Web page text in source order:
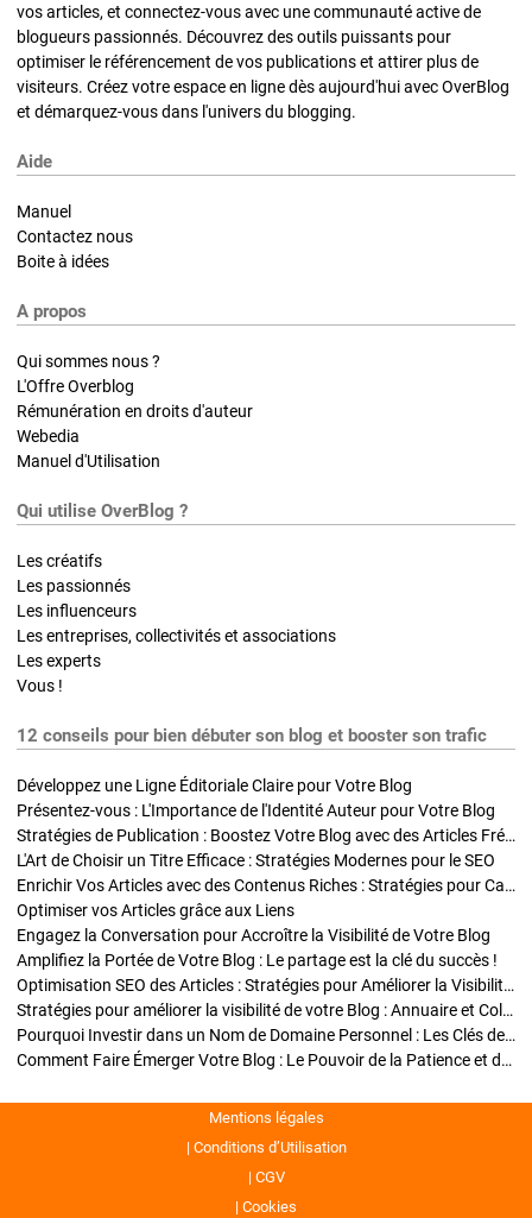
vos articles, et connectez-vous avec une communauté active de
blogueurs passionnés. Découvrez des outils puissants pour
optimiser le référencement de vos publications et attirer plus de
visiteurs. Créez votre espace en ligne dès aujourd'hui avec OverBlog
et démarquez-vous dans l'univers du blogging.
Aide
Manuel
Contactez nous
Boite à idées
A propos
Qui sommes nous ?
L'Offre Overblog
Rémunération en droits d'auteur
Webedia
Manuel d'Utilisation
Qui utilise OverBlog ?
Les créatifs
Les passionnés
Les influenceurs
Les entreprises, collectivités et associations
Les experts
Vous !
12 conseils pour bien débuter son blog et booster son trafic
Développez une Ligne Éditoriale Claire pour Votre Blog
Présentez-vous : L'Importance de l'Identité Auteur pour Votre Blog
Stratégies de Publication : Boostez Votre Blog avec des Articles Fréquents et Exclusifs
L'Art de Choisir un Titre Efficace : Stratégies Modernes pour le SEO
Enrichir Vos Articles avec des Contenus Riches : Stratégies pour Captiver et Optimiser
Optimiser vos Articles grâce aux Liens
Engagez la Conversation pour Accroître la Visibilité de Votre Blog
Amplifiez la Portée de Votre Blog : Le partage est la clé du succès !
Optimisation SEO des Articles : Stratégies pour Améliorer la Visibilité de Votre Blog
Stratégies pour améliorer la visibilité de votre Blog : Annuaire et Collaborations
Pourquoi Investir dans un Nom de Domaine Personnel : Les Clés de la Réussite de Votre Blog
Comment Faire Émerger Votre Blog : Le Pouvoir de la Patience et de la Persévérance
Mentions légales
Conditions d’Utilisation
CGV
Cookies